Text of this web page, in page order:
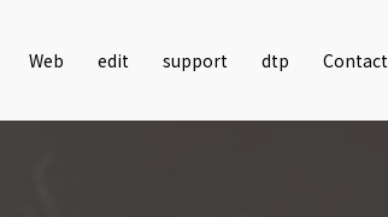
Web edit support dtp Contact